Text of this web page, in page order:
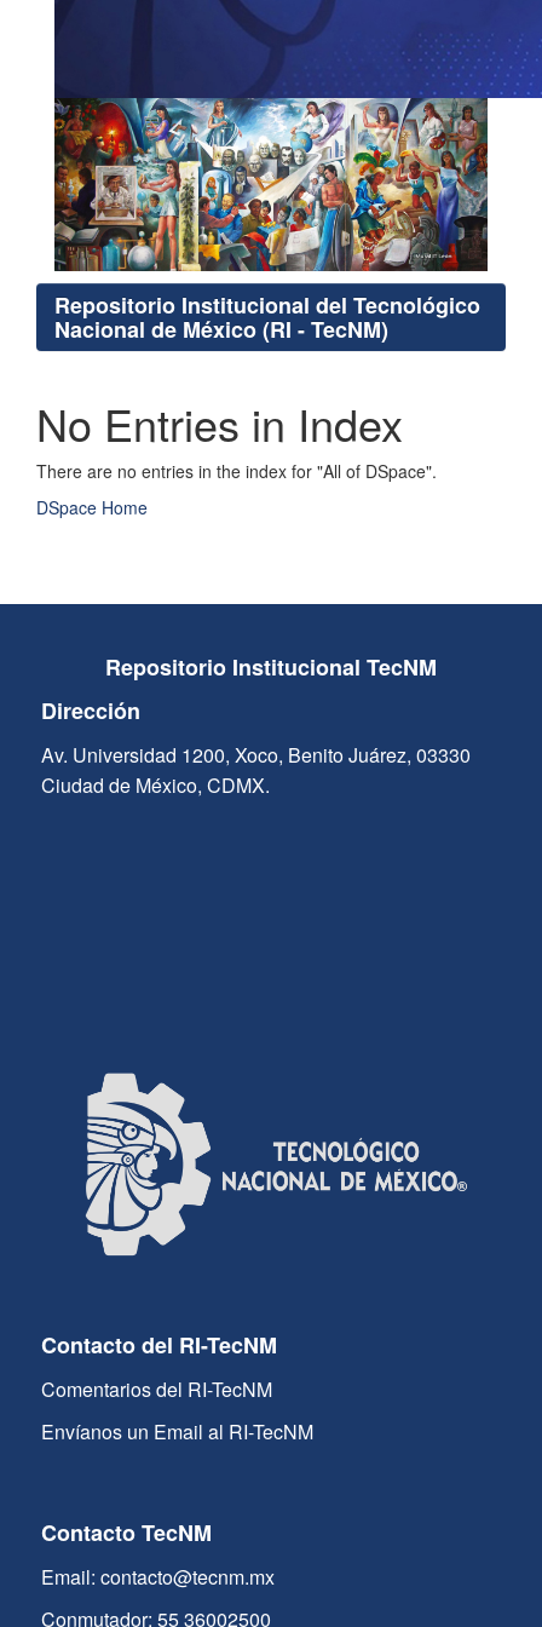
Repositorio Institucional del Tecnológico
Nacional de México (RI - TecNM)
No Entries in Index
There are no entries in the index for "All of DSpace".
DSpace Home
Repositorio Institucional TecNM
Dirección
Av. Universidad 1200, Xoco, Benito Juárez, 03330
Ciudad de México, CDMX.
Contacto del RI-TecNM
Comentarios del RI-TecNM
Envíanos un Email al RI-TecNM
Contacto TecNM
Email: contacto@tecnm.mx
Conmutador: 55 36002500